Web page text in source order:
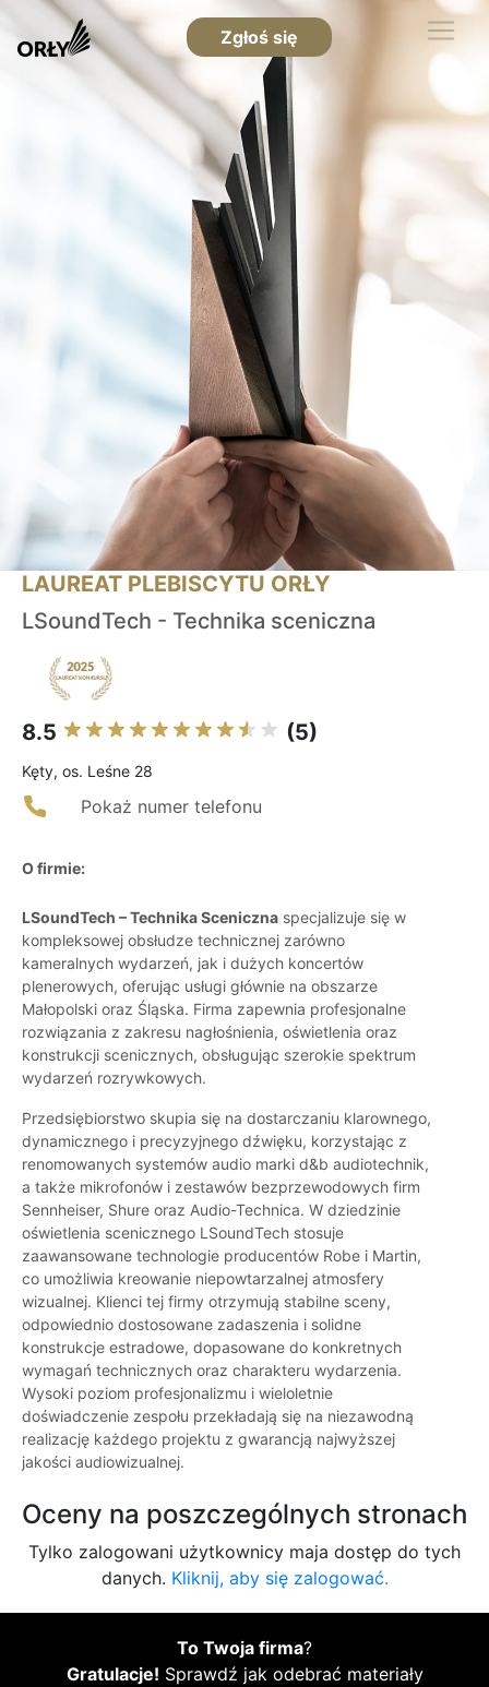
Zgłoś się
LAUREAT PLEBISCYTU ORŁY
LSoundTech - Technika sceniczna
8.5 (5)
Kęty, os. Leśne 28
Pokaż numer telefonu
O firmie:
LSoundTech – Technika Sceniczna specjalizuje się w
kompleksowej obsłudze technicznej zarówno
kameralnych wydarzeń, jak i dużych koncertów
plenerowych, oferując usługi głównie na obszarze
Małopolski oraz Śląska. Firma zapewnia profesjonalne
rozwiązania z zakresu nagłośnienia, oświetlenia oraz
konstrukcji scenicznych, obsługując szerokie spektrum
wydarzeń rozrywkowych.
Przedsiębiorstwo skupia się na dostarczaniu klarownego,
dynamicznego i precyzyjnego dźwięku, korzystając z
renomowanych systemów audio marki d&b audiotechnik,
a także mikrofonów i zestawów bezprzewodowych firm
Sennheiser, Shure oraz Audio-Technica. W dziedzinie
oświetlenia scenicznego LSoundTech stosuje
zaawansowane technologie producentów Robe i Martin,
co umożliwia kreowanie niepowtarzalnej atmosfery
wizualnej. Klienci tej firmy otrzymują stabilne sceny,
odpowiednio dostosowane zadaszenia i solidne
konstrukcje estradowe, dopasowane do konkretnych
wymagań technicznych oraz charakteru wydarzenia.
Wysoki poziom profesjonalizmu i wieloletnie
doświadczenie zespołu przekładają się na niezawodną
realizację każdego projektu z gwarancją najwyższej
jakości audiowizualnej.
Oceny na poszczególnych stronach
Tylko zalogowani użytkownicy maja dostęp do tych
danych. Kliknij, aby się zalogować.
To Twoja firma?
Gratulacje! Sprawdź jak odebrać materiały